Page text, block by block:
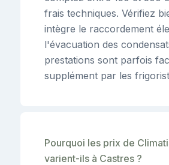
frais techniques. Vérifiez
intègre le raccordement
l'évacuation des
prestations sont parfois
supplément par les
Pourquoi les prix de
varient-ils à Castres ?